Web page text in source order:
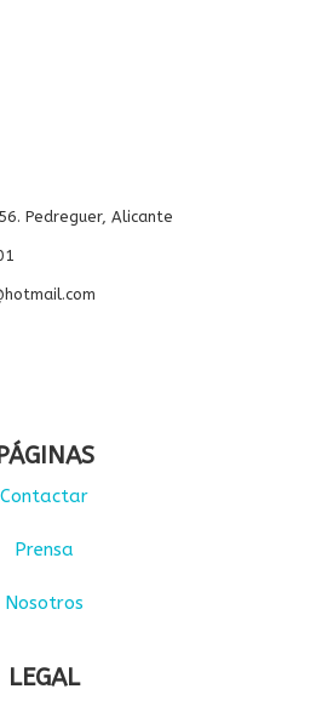
Pedreguer, Alicante
Contactar
Prensa
Nosotros
LEGAL